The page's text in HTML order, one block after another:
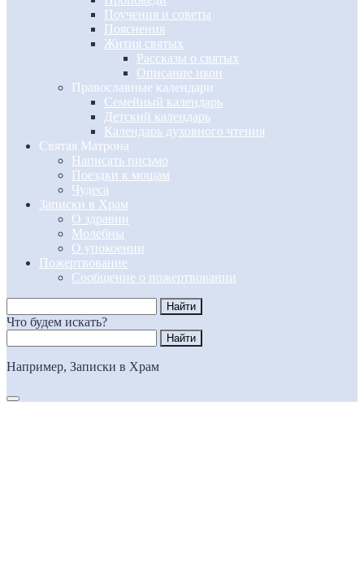
Поучения и советы
Пояснения
Жития святых
Рассказы о святых
Описание икон
Православные календари
Семейный календарь
Детский календарь
Календарь духовного чтения
Святая Матрона
Написать письмо
Поездки к мощам
Чудеса
Записки в Храм
О здравии
Молебны
О упокоении
Пожертвование
Сообщение о пожертвовании
Что будем искать?
Например, Записки в Храм